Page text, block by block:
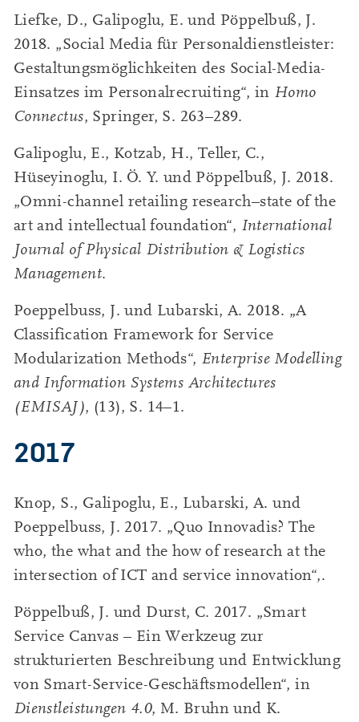
Liefke, D., Galipoglu, E. und Pöppelbuß, J.
2018. „Social Media für Personaldienstleister:
Gestaltungsmöglichkeiten des Social-Media-
Einsatzes im Personalrecruiting“, in Homo
Connectus, Springer, S. 263–289.
Galipoglu, E., Kotzab, H., Teller, C.,
Hüseyinoglu, I. Ö. Y. und Pöppelbuß, J. 2018.
„Omni-channel retailing research–state of the
art and intellectual foundation“, International
Journal of Physical Distribution & Logistics
Management.
Poeppelbuss, J. und Lubarski, A. 2018. „A
Classification Framework for Service
Modularization Methods“, Enterprise Modelling
and Information Systems Architectures
(EMISAJ), (13), S. 14–1.
2017
Knop, S., Galipoglu, E., Lubarski, A. und
Poeppelbuss, J. 2017. „Quo Innovadis? The
who, the what and the how of research at the
intersection of ICT and service innovation“,.
Pöppelbuß, J. und Durst, C. 2017. „Smart
Service Canvas – Ein Werkzeug zur
strukturierten Beschreibung und Entwicklung
von Smart-Service-Geschäftsmodellen“, in
Dienstleistungen 4.0, M. Bruhn und K.